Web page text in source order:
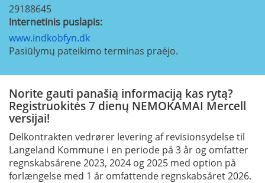
29188645
Internetinis puslapis:
www.indkobfyn.dk
Pasiūlymų pateikimo terminas praėjo.
Norite gauti panašią informaciją kas rytą?
Registruokitės 7 dienų NEMOKAMAI Mercell
versijai!
Delkontrakten vedrører levering af revisionsydelse til
Langeland Kommune i en periode på 3 år og omfatter
regnskabsårene 2023, 2024 og 2025 med option på
forlængelse med 1 år omfattende regnskabsåret 2026.